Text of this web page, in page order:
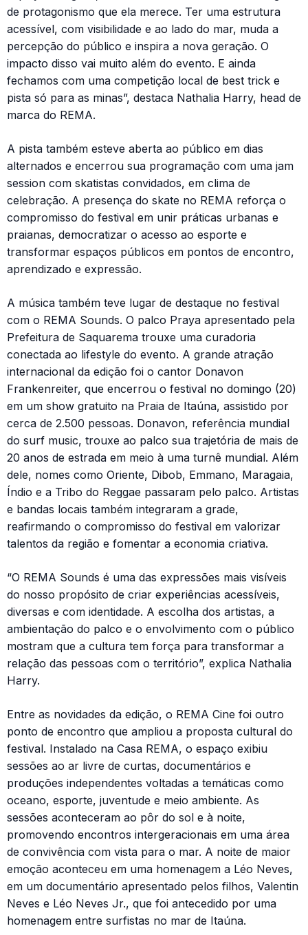
de protagonismo que ela merece. Ter uma estrutura
acessível, com visibilidade e ao lado do mar, muda a
percepção do público e inspira a nova geração. O
impacto disso vai muito além do evento. E ainda
fechamos com uma competição local de best trick e
pista só para as minas”, destaca Nathalia Harry, head de
marca do REMA.
A pista também esteve aberta ao público em dias
alternados e encerrou sua programação com uma jam
session com skatistas convidados, em clima de
celebração. A presença do skate no REMA reforça o
compromisso do festival em unir práticas urbanas e
praianas, democratizar o acesso ao esporte e
transformar espaços públicos em pontos de encontro,
aprendizado e expressão.
A música também teve lugar de destaque no festival
com o REMA Sounds. O palco Praya apresentado pela
Prefeitura de Saquarema trouxe uma curadoria
conectada ao lifestyle do evento. A grande atração
internacional da edição foi o cantor Donavon
Frankenreiter, que encerrou o festival no domingo (20)
em um show gratuito na Praia de Itaúna, assistido por
cerca de 2.500 pessoas. Donavon, referência mundial
do surf music, trouxe ao palco sua trajetória de mais de
20 anos de estrada em meio à uma turnê mundial. Além
dele, nomes como Oriente, Dibob, Emmano, Maragaia,
Índio e a Tribo do Reggae passaram pelo palco. Artistas
e bandas locais também integraram a grade,
reafirmando o compromisso do festival em valorizar
talentos da região e fomentar a economia criativa.
“O REMA Sounds é uma das expressões mais visíveis
do nosso propósito de criar experiências acessíveis,
diversas e com identidade. A escolha dos artistas, a
ambientação do palco e o envolvimento com o público
mostram que a cultura tem força para transformar a
relação das pessoas com o território”, explica Nathalia
Harry.
Entre as novidades da edição, o REMA Cine foi outro
ponto de encontro que ampliou a proposta cultural do
festival. Instalado na Casa REMA, o espaço exibiu
sessões ao ar livre de curtas, documentários e
produções independentes voltadas a temáticas como
oceano, esporte, juventude e meio ambiente. As
sessões aconteceram ao pôr do sol e à noite,
promovendo encontros intergeracionais em uma área
de convivência com vista para o mar. A noite de maior
emoção aconteceu em uma homenagem a Léo Neves,
em um documentário apresentado pelos filhos, Valentin
Neves e Léo Neves Jr., que foi antecedido por uma
homenagem entre surfistas no mar de Itaúna.